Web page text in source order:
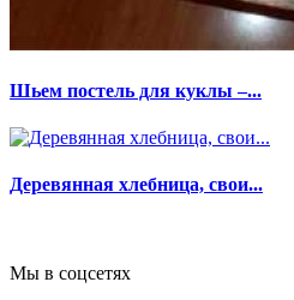
Шьем постель для куклы –...
Деревянная хлебница, свои...
Мы в соцсетях